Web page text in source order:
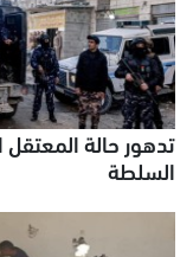
تدهور حالة
السلطة